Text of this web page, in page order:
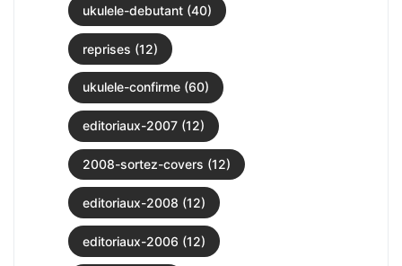
ukulele-debutant (40)
reprises (12)
ukulele-confirme (60)
editoriaux-2007 (12)
2008-sortez-covers (12)
editoriaux-2008 (12)
editoriaux-2006 (12)